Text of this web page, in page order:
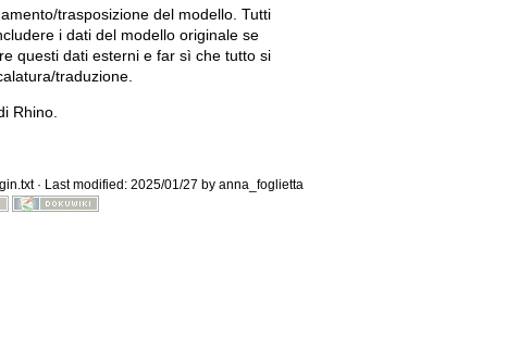
trasposizione del modello. Tutti
i dati del modello originale se
questi dati esterni e far sì che tutto si
traduzione.
Rhino.
· Last modified: 2025/01/27 by anna_foglietta